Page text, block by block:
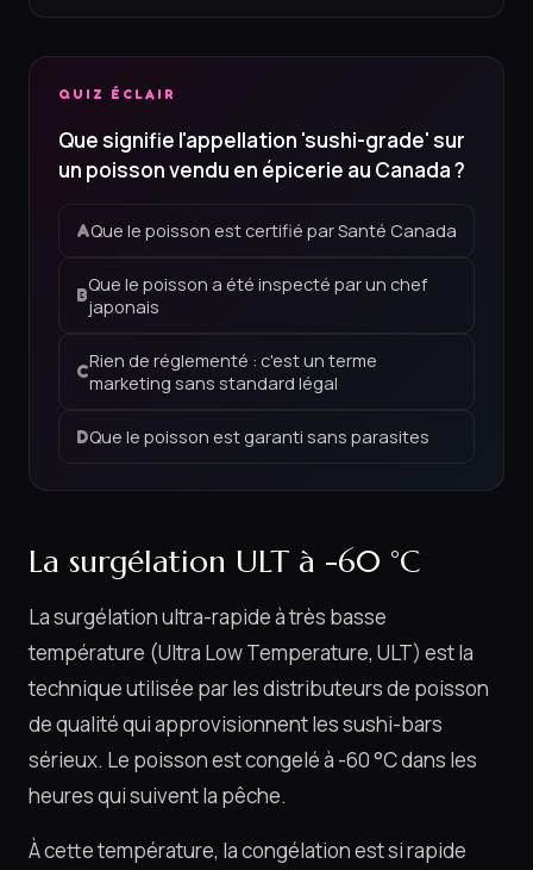
QUIZ ÉCLAIR
Que signifie l'appellation 'sushi-grade' sur
un poisson vendu en épicerie au Canada ?
AQue le poisson est certifié par Santé Canada
BQue le poisson a été inspecté par un chef
japonais
CRien de réglementé : c'est un terme
marketing sans standard légal
DQue le poisson est garanti sans parasites
La surgélation ULT à -60 °C
La surgélation ultra-rapide à très basse
température (Ultra Low Temperature, ULT) est la
technique utilisée par les distributeurs de poisson
de qualité qui approvisionnent les sushi-bars
sérieux. Le poisson est congelé à -60 °C dans les
heures qui suivent la pêche.
À cette température, la congélation est si rapide